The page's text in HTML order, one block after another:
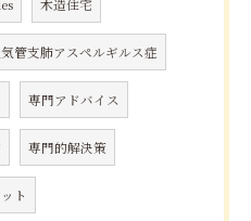
木造住宅
管支肺アスペルギルス症
専門アドバイス
専門的解決策
ト